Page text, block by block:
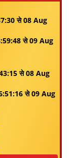
से 08 Aug
से 09 Aug
से 08 Aug
से 09 Aug